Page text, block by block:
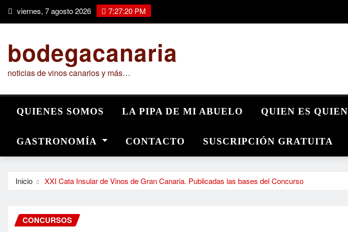
Saltar viernes, 7 agosto 2026 7:27:21 PM
bodegacanaria
noticias de vinos canarios y más…
QUIENES SOMOS LA PIPA DE MI ABUELO QUIEN ES QUIEN
GASTRONOMÍA CONTACTO SUSCRIPCIÓN GRATUITA
Inicio XXI Cata Insular de Vinos de Gran Canaria. Publicadas las bases del Concurso
CONCURSOS